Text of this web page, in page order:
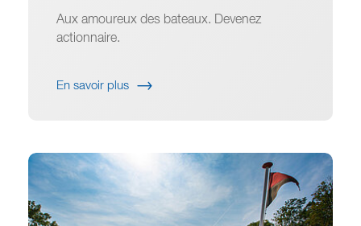
Aux amoureux des bateaux. Devenez
actionnaire.
En savoir plus